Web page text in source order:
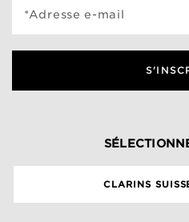
*Adresse e-mail
CLARINS